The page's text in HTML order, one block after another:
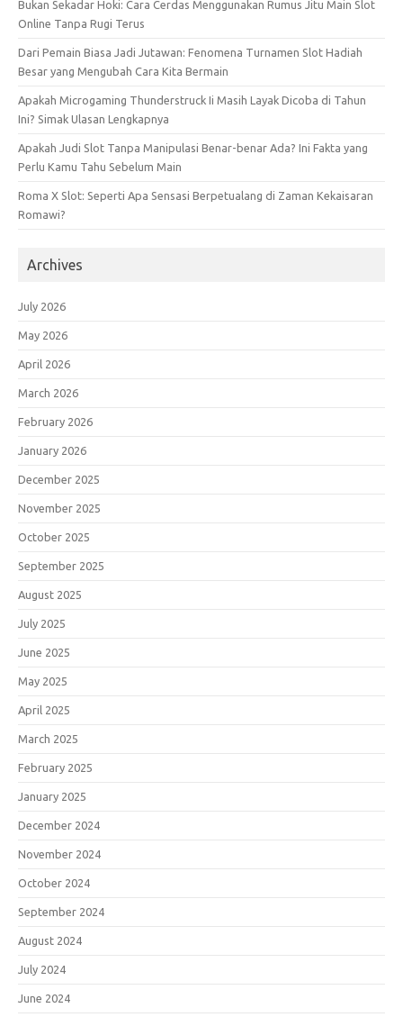
Bukan Sekadar Hoki: Cara Cerdas Menggunakan Rumus Jitu Main Slot
Online Tanpa Rugi Terus
Dari Pemain Biasa Jadi Jutawan: Fenomena Turnamen Slot Hadiah
Besar yang Mengubah Cara Kita Bermain
Apakah Microgaming Thunderstruck Ii Masih Layak Dicoba di Tahun
Ini? Simak Ulasan Lengkapnya
Apakah Judi Slot Tanpa Manipulasi Benar-benar Ada? Ini Fakta yang
Perlu Kamu Tahu Sebelum Main
Roma X Slot: Seperti Apa Sensasi Berpetualang di Zaman Kekaisaran
Romawi?
Archives
July 2026
May 2026
April 2026
March 2026
February 2026
January 2026
December 2025
November 2025
October 2025
September 2025
August 2025
July 2025
June 2025
May 2025
April 2025
March 2025
February 2025
January 2025
December 2024
November 2024
October 2024
September 2024
August 2024
July 2024
June 2024